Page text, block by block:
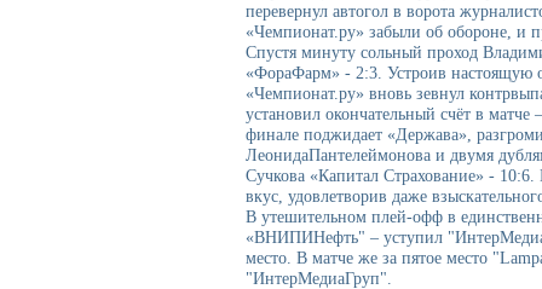
перевернул автогол в ворота
«Чемпионат.ру» забыли об обороне, и
Спустя минуту сольный проход
«ФораФарм» - 2:3. Устроив настоящую
«Чемпионат.ру» вновь зевнул
установил окончательный счёт в
финале поджидает «Держава»,
ЛеонидаПантелеймонова и двумя
Сучкова «Капитал Страхование» -
вкус, удовлетворив даже
В утешительном плей-офф в
«ВНИПИНефть" – уступил
место. В матче же за пятое место
"ИнтерМедиаГруп".